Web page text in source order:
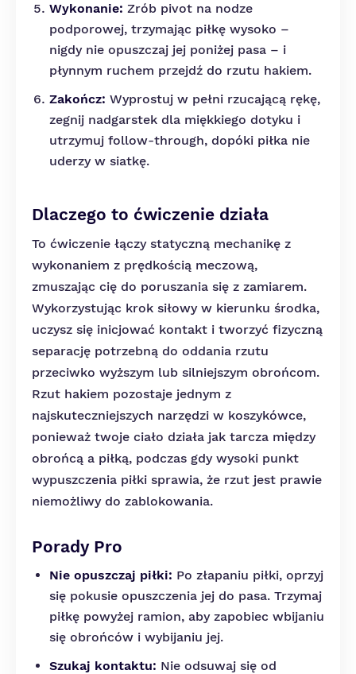
Wykonanie: Zrób pivot na nodze
podporowej, trzymając piłkę wysoko –
nigdy nie opuszczaj jej poniżej pasa – i
płynnym ruchem przejdź do rzutu hakiem.
Zakończ: Wyprostuj w pełni rzucającą rękę,
zegnij nadgarstek dla miękkiego dotyku i
utrzymuj follow-through, dopóki piłka nie
uderzy w siatkę.
Dlaczego to ćwiczenie działa
To ćwiczenie łączy statyczną mechanikę z
wykonaniem z prędkością meczową,
zmuszając cię do poruszania się z zamiarem.
Wykorzystując krok siłowy w kierunku środka,
uczysz się inicjować kontakt i tworzyć fizyczną
separację potrzebną do oddania rzutu
przeciwko wyższym lub silniejszym obrońcom.
Rzut hakiem pozostaje jednym z
najskuteczniejszych narzędzi w koszykówce,
ponieważ twoje ciało działa jak tarcza między
obrońcą a piłką, podczas gdy wysoki punkt
wypuszczenia piłki sprawia, że rzut jest prawie
niemożliwy do zablokowania.
Porady Pro
Nie opuszczaj piłki: Po złapaniu piłki, oprzyj
się pokusie opuszczenia jej do pasa. Trzymaj
piłkę powyżej ramion, aby zapobiec wbijaniu
się obrońców i wybijaniu jej.
Szukaj kontaktu: Nie odsuwaj się od